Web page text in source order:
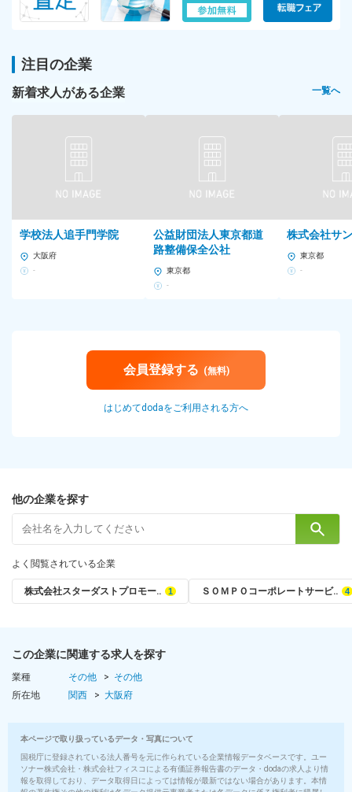
注目の企業
新着求人がある企業 一覧へ
学校法人追手門学院
大阪府
-
公益財団法人東京都道
路整備保全公社
東京都
-
株式会社サ
東京都
-
会員登録する (無料)
はじめてdodaをご利用される方へ
他の企業を探す
よく閲覧されている企業
株式会社スターダストプロモー‥ ＳＯＭＰＯコーポレートサービ‥
この企業に関連する求人を探す
業種 その他
その他
所在地
関西 大阪府
本ページで取り扱っているデータ・写真について
国税庁に登録されている法人番号を元に作られている企業情報データベースです。ユー
ソナー株式会社・株式会社フィスコによる有価証券報告書のデータ・dodaの求人より情
報を取得しており、データ取得日によっては情報が最新ではない場合があります。本情